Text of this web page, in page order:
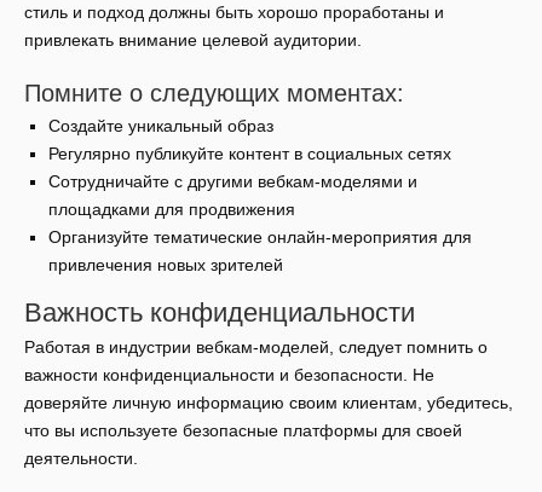
стиль и подход должны быть хорошо проработаны и
привлекать внимание целевой аудитории.
Помните о следующих моментах:
Создайте уникальный образ
Регулярно публикуйте контент в социальных сетях
Сотрудничайте с другими вебкам-моделями и
площадками для продвижения
Организуйте тематические онлайн-мероприятия для
привлечения новых зрителей
Важность конфиденциальности
Работая в индустрии вебкам-моделей, следует помнить о
важности конфиденциальности и безопасности. Не
доверяйте личную информацию своим клиентам, убедитесь,
что вы используете безопасные платформы для своей
деятельности.